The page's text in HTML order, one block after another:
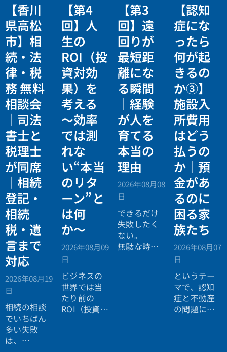
【香川
県高松
市】相
続・法
律・税
務 無料
相談会
｜司法
書士と
税理士
が同席
｜相続
登記・
相続
税・遺
言まで
対応
2026年08月19
日
相続の相談
でいちばん
多い失敗
は、
【第4
回】人
生の
ROI（投
資対効
果）を
考える
〜効率
では測
れな
い“本当
のリタ
ーン”と
は何
か〜
2026年08月09
日
ビジネスの
世界では当
たり前の
ROI（投資対
【第3
回】遠
回りが
最短距
離にな
る瞬間
｜経験
が人を
育てる
本当の
理由
2026年08月08
日
できるだけ
失敗したく
ない。
無駄な時間
【認知
症にな
ったら
何が起
きるの
か③】
施設入
所費用
はどう
払うの
か｜預
金があ
るのに
困る家
族たち
2026年08月07
日
というテー
マで、認知
症と不動産
の問題につ